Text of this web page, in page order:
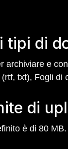
tipi di
archiviare e
txt), Fogli
di
è di 80